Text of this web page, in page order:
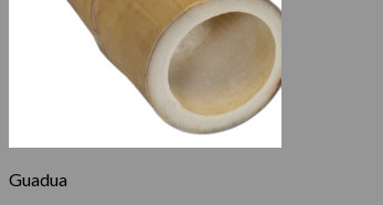
Guadua